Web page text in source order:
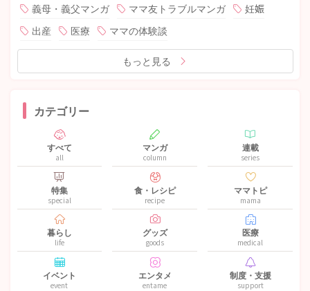
義母・義父マンガ
ママ友トラブルマンガ
妊娠
出産
医療 ママの体験談
もっと見る
カテゴリー
すべて
all
マンガ
column
連載
series
特集
special
食・レシピ
recipe
ママトピ
mama
暮らし
life
グッズ
goods
医療
medical
イベント
event
エンタメ
entame
制度・支援
support